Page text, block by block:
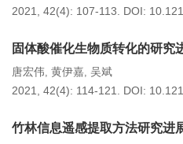
2021, 42(4): 107-113.
DOI:
固体酸催化生物质转化的研究
唐宏伟, 黄伊嘉, 吴斌
2021, 42(4): 114-121.
DOI:
竹林信息遥感提取方法研究进